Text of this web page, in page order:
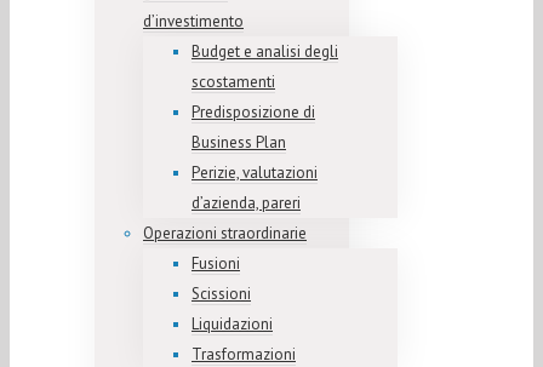
d’investimento
Budget e analisi degli
scostamenti
Predisposizione di
Business Plan
Perizie, valutazioni
d’azienda, pareri
Operazioni straordinarie
Fusioni
Scissioni
Liquidazioni
Trasformazioni